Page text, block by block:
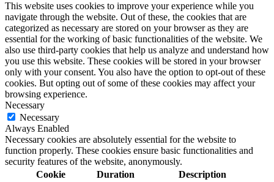
This website uses cookies to improve your experience while you
navigate through the website. Out of these, the cookies that are
categorized as necessary are stored on your browser as they are
essential for the working of basic functionalities of the website. We
also use third-party cookies that help us analyze and understand how
you use this website. These cookies will be stored in your browser
only with your consent. You also have the option to opt-out of these
cookies. But opting out of some of these cookies may affect your
browsing experience.
Necessary
Necessary
Always Enabled
Necessary cookies are absolutely essential for the website to
function properly. These cookies ensure basic functionalities and
security features of the website, anonymously.
Cookie
Duration Description